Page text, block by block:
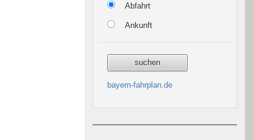
Abfahrt
Ankunft
bayern-fahrplan.de